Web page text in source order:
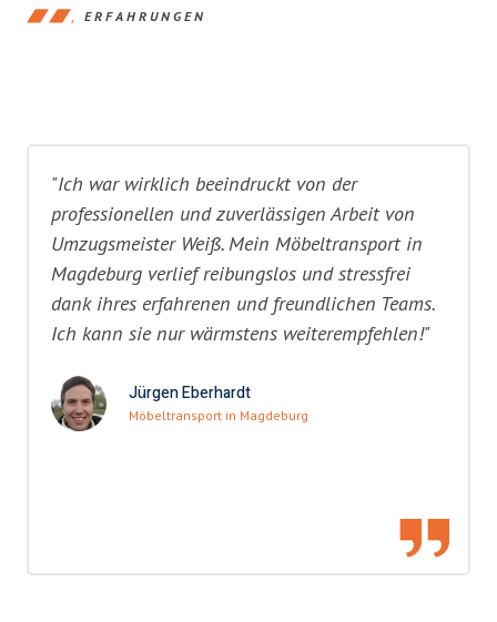
ERFAHRUNGEN
"Ich war wirklich beeindruckt von der
professionellen und zuverlässigen Arbeit von
Umzugsmeister Weiß. Mein Möbeltransport in
Magdeburg verlief reibungslos und stressfrei
dank ihres erfahrenen und freundlichen Teams.
Ich kann sie nur wärmstens weiterempfehlen!"
Jürgen Eberhardt
Möbeltransport in Magdeburg